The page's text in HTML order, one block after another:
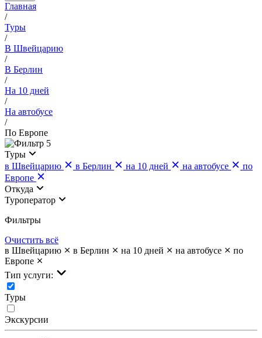
Главная
/
Туры
/
В Швейцарию
/
В Берлин
/
На 10 дней
/
На автобусе
/
По Европе
5
Туры
в Швейцарию
в Берлин на 10 дней на автобусе
по
Европе
Откуда
Туроператор
Фильтры
Очистить всё
в Швейцарию
в Берлин на 10 дней на автобусе
по
Европе
Тип услуги:
Туры
Экскурсии